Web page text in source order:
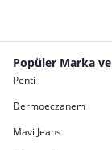
Popüler Marka
Penti
Dermoeczanem
Mavi Jeans